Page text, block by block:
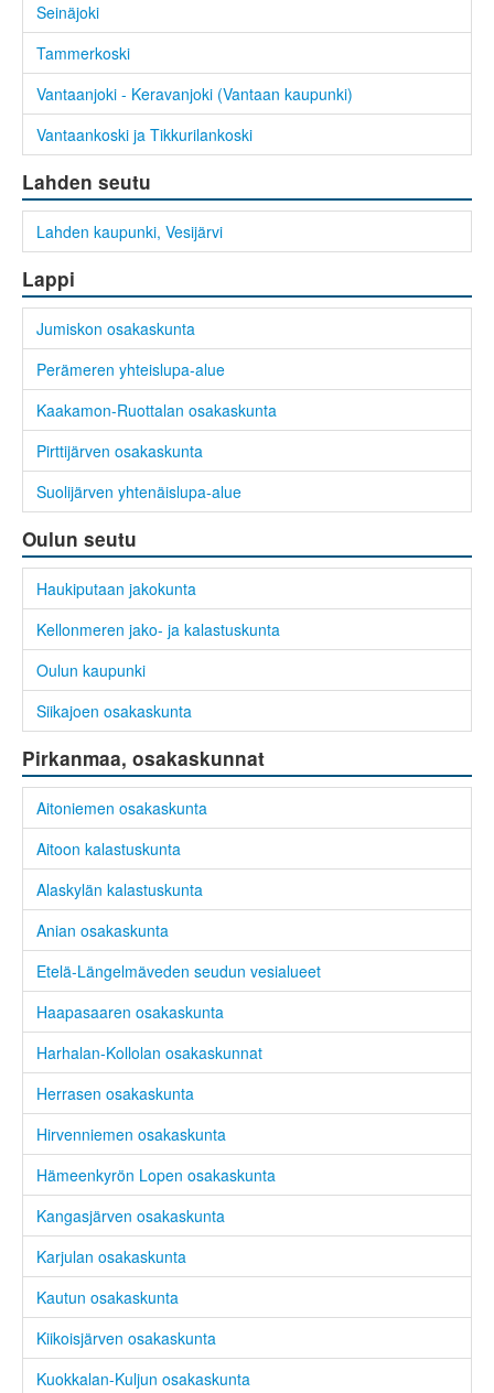
Seinäjoki
Tammerkoski
Vantaanjoki - Keravanjoki (Vantaan kaupunki)
Vantaankoski ja Tikkurilankoski
Lahden seutu
Lahden kaupunki, Vesijärvi
Lappi
Jumiskon osakaskunta
Perämeren yhteislupa-alue
Kaakamon-Ruottalan osakaskunta
Pirttijärven osakaskunta
Suolijärven yhtenäislupa-alue
Oulun seutu
Haukiputaan jakokunta
Kellonmeren jako- ja kalastuskunta
Oulun kaupunki
Siikajoen osakaskunta
Pirkanmaa, osakaskunnat
Aitoniemen osakaskunta
Aitoon kalastuskunta
Alaskylän kalastuskunta
Anian osakaskunta
Etelä-Längelmäveden seudun vesialueet
Haapasaaren osakaskunta
Harhalan-Kollolan osakaskunnat
Herrasen osakaskunta
Hirvenniemen osakaskunta
Hämeenkyrön Lopen osakaskunta
Kangasjärven osakaskunta
Karjulan osakaskunta
Kautun osakaskunta
Kiikoisjärven osakaskunta
Kuokkalan-Kuljun osakaskunta